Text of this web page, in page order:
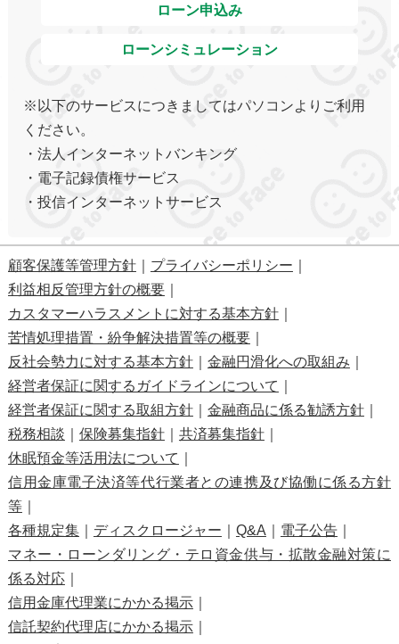
ローン申込み
ローンシミュレーション
顧客保護等管理方針｜ プライバシーポリシー
利益相反管理方針の概要｜
カスタマーハラスメントに対する基本方針｜
苦情処理措置・紛争解決措置等の概要｜
反社会勢力に対する基本方針｜ 金融円滑化への取組み
経営者保証に関するガイドラインについて
経営者保証に関する取組方針｜ 金融商品に係る勧誘方針｜
税務相談
保険募集指針｜ 共済募集指針｜
休眠預金等活用法について
信用金庫電子決済等代行業者との連携及び協働に係る方針
等｜
各種規定集｜ ディスクロージャー Q&A｜ 電子公告｜
マネー・ローンダリング・テロ資金供与・拡散金融対策に
係る対応｜
信用金庫代理業にかかる掲示｜
信託契約代理店にかかる掲示｜